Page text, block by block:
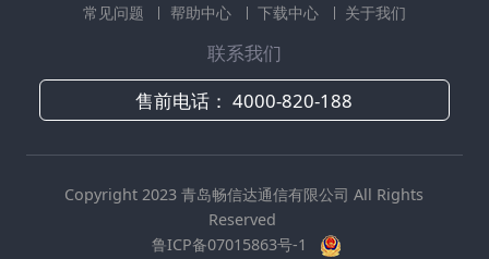
常见问题
帮助中心 下载中心 关于我们
联系我们
售前电话：4000-820-188
Copyright 2023 青岛畅信达通信有限公司 All Rights
Reserved
鲁ICP备07015863号-1